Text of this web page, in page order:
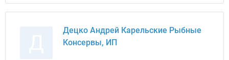
Децко Андрей Карельские Рыбные
Консервы, ИП